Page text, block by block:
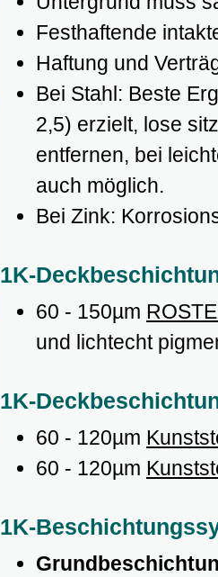
Festhaftende
Haftung und
Bei Stahl: Beste
2,5) erzielt, lose
entfernen, bei
auch möglich.
Bei Zink:
1K-
60 - 150µm
und lichtecht
1K-
60 - 120µm
60 - 120µm
1K-